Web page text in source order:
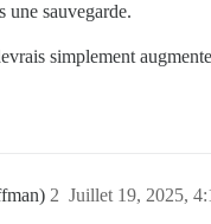
une sauvegarde.
simplement
Juillet 19, 2025,
2